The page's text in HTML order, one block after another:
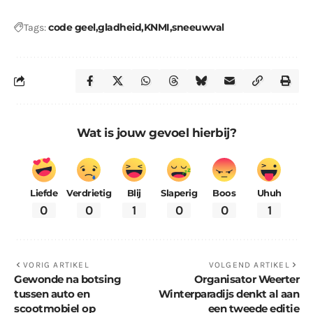
Tags:code geelgladheidKNMI sneeuwval
Wat is jouw gevoel hierbij?
Liefde
0
Verdrietig
0
Blij
1
Slaperig
0
Boos
0
Uhuh
1
VORIG ARTIKEL
Gewonde na botsing
tussen auto en
scootmobiel op
VOLGEND ARTIKEL
Organisator Weerter
Winterparadijs denkt al aan
een tweede editie